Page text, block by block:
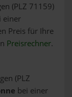
(PLZ 71159)
einer
Preis für Ihre
Preisrechner.
(PLZ
bei einer